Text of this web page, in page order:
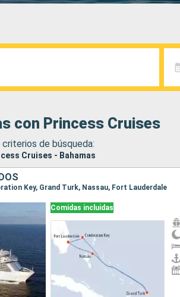
con Princess Cruises
criterios de búsqueda:
Cruises - Bahamas
Key, Grand Turk, Nassau, Fort Lauderdale
Comidas incluidas